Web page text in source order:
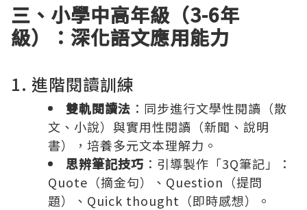
三、小學中高年級（3-6年
級）：深化語文應用能力
1. 進階閱讀訓練
雙軌閱讀法 ：同步進行文學性閱讀（散
文、小說）與實用性閱讀（新聞、說明
書），培養多元文本理解力。
思辨筆記技巧 ：引導製作「3Q筆記」：
Quote（摘金句）、Question（提問
題）、Quick thought（即時感想）。